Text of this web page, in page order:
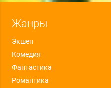
Жанры
Экшен
Комедия
Фантастика
Романтика